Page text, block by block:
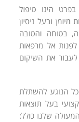
הינו טיפול
ובעל ניסיון
בטוחה והטובה
אל מרפאות
את השיקום
הנוגע להשתלת
בעל תוצאות
שלנו כולל: